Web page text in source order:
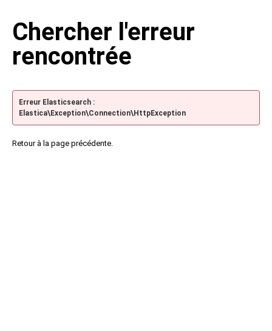
Chercher l'erreur
rencontrée
Erreur Elasticsearch :
Elastica\Exception\Connection\HttpException
Retour à la page précédente.